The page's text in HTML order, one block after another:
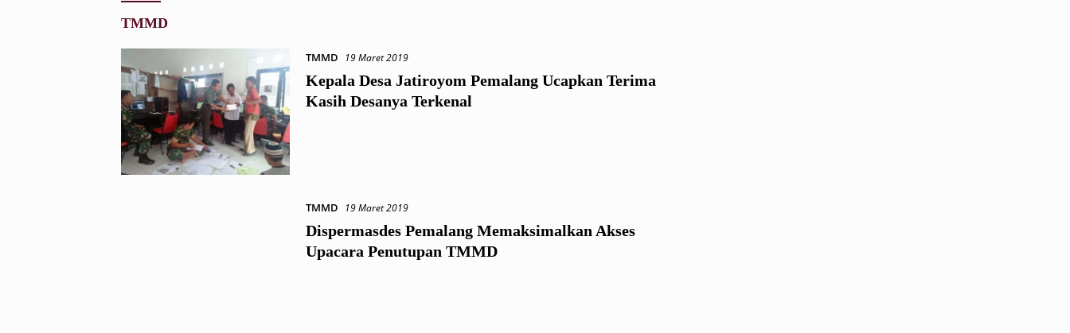
TMMD
TMMD 19 Maret 2019
Kepala Desa Jatiroyom Pemalang Ucapkan Terima
Kasih Desanya Terkenal
TMMD 19 Maret 2019
Dispermasdes Pemalang Memaksimalkan Akses
Upacara Penutupan TMMD